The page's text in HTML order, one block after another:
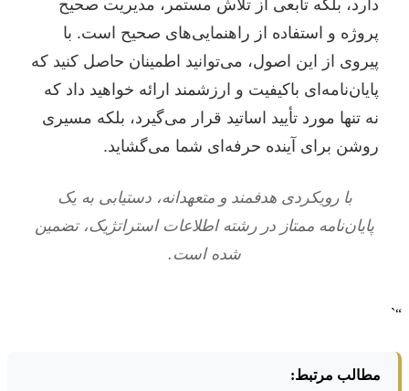
دارد، بلکه تابعی از تلاش مستمر، مدیریت صحیح
پروژه و استفاده از راهنمایی‌های صحیح است. با
پیروی از این اصول، می‌توانید اطمینان حاصل کنید که
پایان‌نامه‌ای باکیفیت و ارزشمند ارائه خواهید داد که
نه تنها مورد تأیید اساتید قرار می‌گیرد، بلکه مسیری
روشن برای آینده حرفه‌ای شما می‌گشاید.
با رویکردی هدفمند و متعهدانه، دستیابی به یک
پایان‌نامه ممتاز در رشته اطلاعات استراتژیک، تضمین
شده است.
“`
مطالب مرتبط: